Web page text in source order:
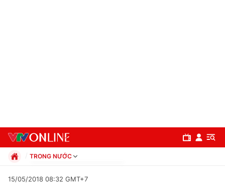
TRONG NƯỚC
Xã hội
15/05/2018 08:32 GMT+7